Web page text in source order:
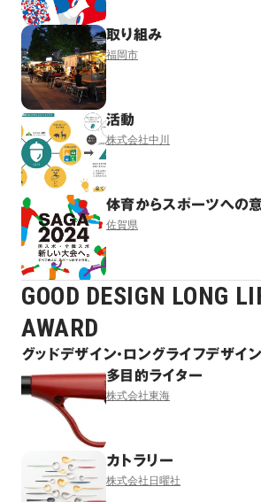
取り組み
福岡市
活動
株式会社中川
体育からスポーツへの
佐賀県
GOOD DESIGN LONG
AWARD
グッドデザイン・ロングライフデザイ
多目的ライター
株式会社東海
カトラリー
株式会社日曜社